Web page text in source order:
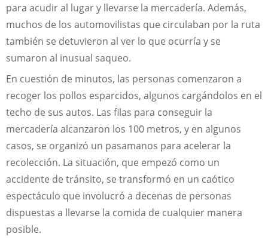
para acudir al lugar y llevarse la mercadería. Además,
muchos de los automovilistas que circulaban por la ruta
también se detuvieron al ver lo que ocurría y se
sumaron al inusual saqueo.
En cuestión de minutos, las personas comenzaron a
recoger los pollos esparcidos, algunos cargándolos en el
techo de sus autos. Las filas para conseguir la
mercadería alcanzaron los 100 metros, y en algunos
casos, se organizó un pasamanos para acelerar la
recolección. La situación, que empezó como un
accidente de tránsito, se transformó en un caótico
espectáculo que involucró a decenas de personas
dispuestas a llevarse la comida de cualquier manera
posible.